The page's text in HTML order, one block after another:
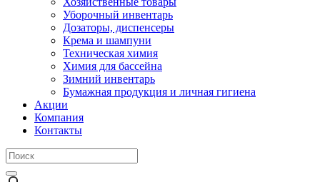
Уборочный инвентарь
Дозаторы, диспенсеры
Крема и шампуни
Техническая химия
Химия для бассейна
Зимний инвентарь
Бумажная продукция и личная гигиена
Акции
Компания
Контакты